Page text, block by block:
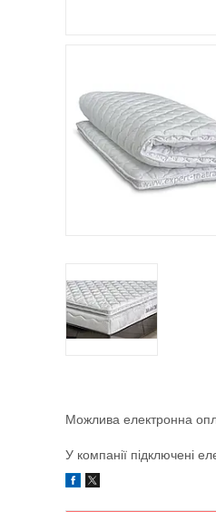
У компанії підключені